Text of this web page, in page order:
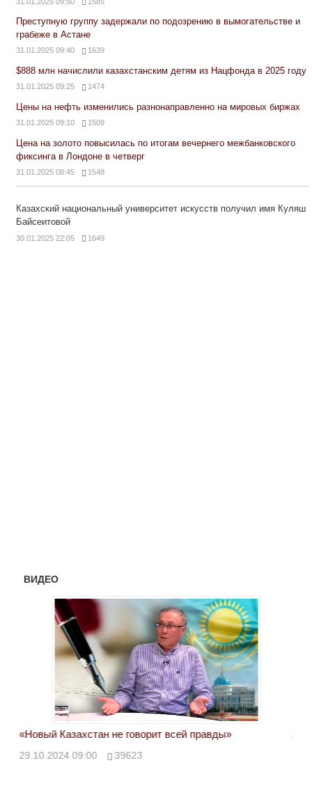
Преступную группу задержали по подозрению в вымогательстве и
грабеже в Астане
31.01.2025 09:40 1639
$888 млн начислили казахстанским детям из Нацфонда в 2025 году
31.01.2025 09:25 1474
Цены на нефть изменились разнонаправленно на мировых биржах
31.01.2025 09:10 1509
Цена на золото повысилась по итогам вечернего межбанковского
фиксинга в Лондоне в четверг
31.01.2025 08:45 1548
Казахский национальный университет искусств получил имя Куляш
Байсеитовой
30.01.2025 22:05 1649
ВИДЕО
«Новый Казахстан не говорит всей правды»
29.10.2024 09:00 39623